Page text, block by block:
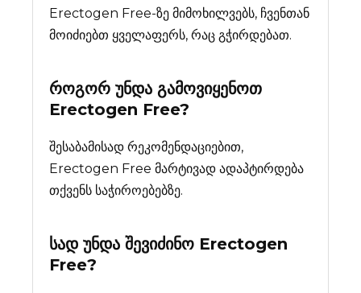
Erectogen Free-ზე მიმოხილვებს, ჩვენთან
მოიძიებთ ყველაფერს, რაც გჭირდებათ.
როგორ უნდა გამოვიყენოთ
Erectogen Free?
შესაბამისად რეკომენდაციებით,
Erectogen Free მარტივად ადაპტირდება
თქვენს საჭიროებებზე.
სად უნდა შევიძინო Erectogen
Free?